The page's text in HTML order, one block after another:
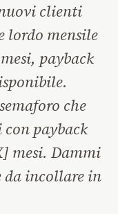
clienti
lordo mensile
payback
che
payback
mesi. Dammi
da incollare in